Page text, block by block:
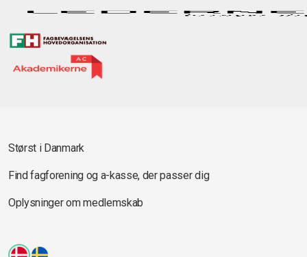
Størst i Danmark
Find fagforening og a-kasse, der passer dig
Oplysninger om medlemskab